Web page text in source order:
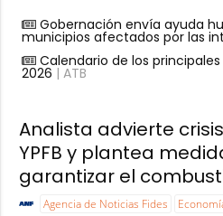
Gobernación envía ayuda
municipios afectados por las
Calendario de los
2026 | ATB
Analista advierte
YPFB y plantea
garantizar el
Agencia de Noticias Fides